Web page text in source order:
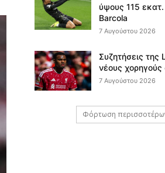
ύψους 115 εκατ.
Barcola
7 Αυγούστου 2026
Συζητήσεις της
νέους
7 Αυγούστου 2026
Φόρτωση